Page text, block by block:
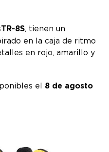
TR-8S, tienen un
en la caja de ritmo
en rojo, amarillo y
el 8 de agosto